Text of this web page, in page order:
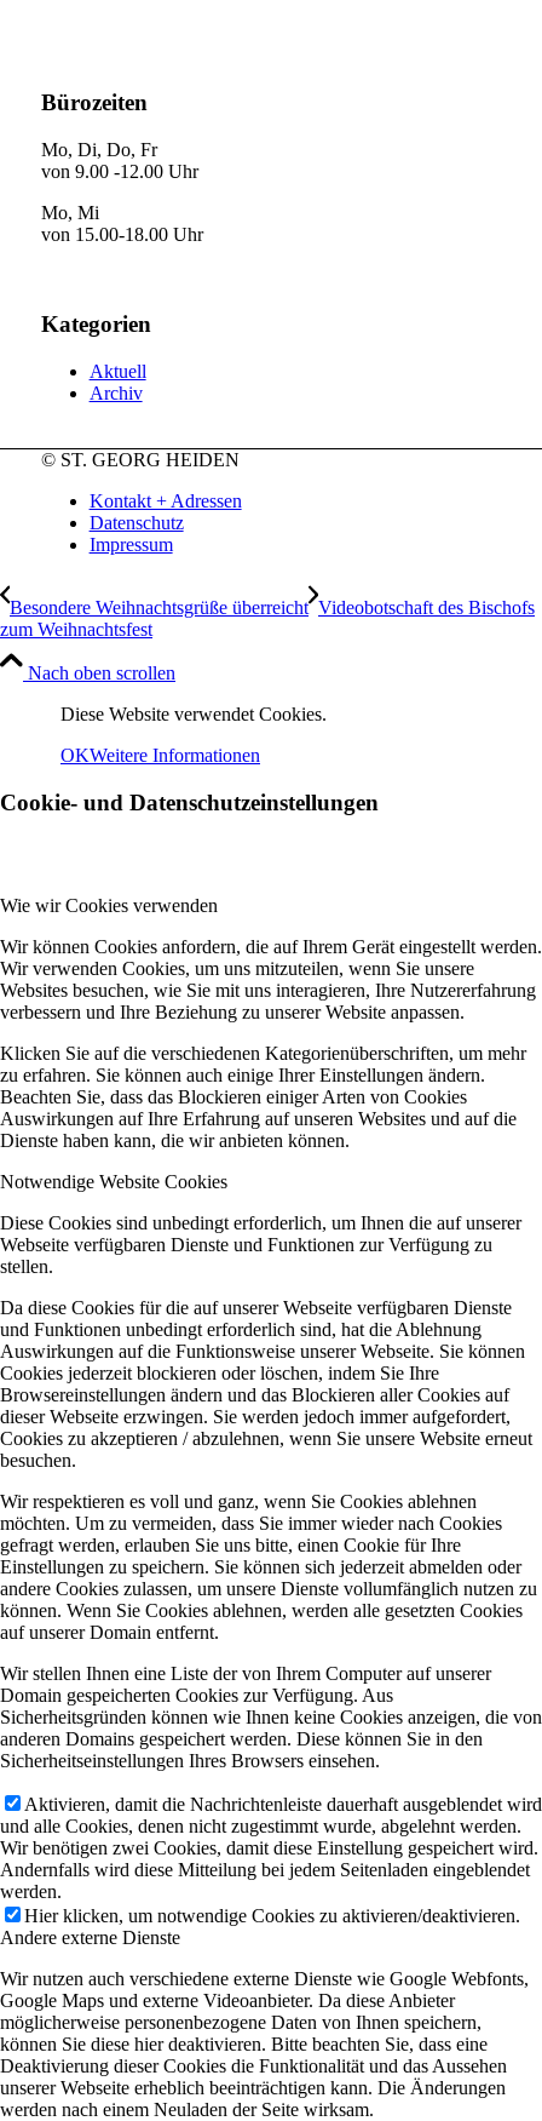
Bürozeiten
Mo, Di, Do, Fr
von 9.00 -12.00 Uhr
Mo, Mi
von 15.00-18.00 Uhr
Kategorien
Aktuell
Archiv
© ST. GEORG HEIDEN
Kontakt + Adressen
Datenschutz
Impressum
Besondere Weihnachtsgrüße überreicht Videobotschaft des Bischofs
zum Weihnachtsfest
Nach oben scrollen
Diese Website verwendet Cookies.
OKWeitere Informationen
Cookie- und Datenschutzeinstellungen
Wie wir Cookies verwenden
Wir können Cookies anfordern, die auf Ihrem Gerät eingestellt werden.
Wir verwenden Cookies, um uns mitzuteilen, wenn Sie unsere
Websites besuchen, wie Sie mit uns interagieren, Ihre Nutzererfahrung
verbessern und Ihre Beziehung zu unserer Website anpassen.
Klicken Sie auf die verschiedenen Kategorienüberschriften, um mehr
zu erfahren. Sie können auch einige Ihrer Einstellungen ändern.
Beachten Sie, dass das Blockieren einiger Arten von Cookies
Auswirkungen auf Ihre Erfahrung auf unseren Websites und auf die
Dienste haben kann, die wir anbieten können.
Notwendige Website Cookies
Diese Cookies sind unbedingt erforderlich, um Ihnen die auf unserer
Webseite verfügbaren Dienste und Funktionen zur Verfügung zu
stellen.
Da diese Cookies für die auf unserer Webseite verfügbaren Dienste
und Funktionen unbedingt erforderlich sind, hat die Ablehnung
Auswirkungen auf die Funktionsweise unserer Webseite. Sie können
Cookies jederzeit blockieren oder löschen, indem Sie Ihre
Browsereinstellungen ändern und das Blockieren aller Cookies auf
dieser Webseite erzwingen. Sie werden jedoch immer aufgefordert,
Cookies zu akzeptieren / abzulehnen, wenn Sie unsere Website erneut
besuchen.
Wir respektieren es voll und ganz, wenn Sie Cookies ablehnen
möchten. Um zu vermeiden, dass Sie immer wieder nach Cookies
gefragt werden, erlauben Sie uns bitte, einen Cookie für Ihre
Einstellungen zu speichern. Sie können sich jederzeit abmelden oder
andere Cookies zulassen, um unsere Dienste vollumfänglich nutzen zu
können. Wenn Sie Cookies ablehnen, werden alle gesetzten Cookies
auf unserer Domain entfernt.
Wir stellen Ihnen eine Liste der von Ihrem Computer auf unserer
Domain gespeicherten Cookies zur Verfügung. Aus
Sicherheitsgründen können wie Ihnen keine Cookies anzeigen, die von
anderen Domains gespeichert werden. Diese können Sie in den
Sicherheitseinstellungen Ihres Browsers einsehen.
Aktivieren, damit die Nachrichtenleiste dauerhaft ausgeblendet wird
und alle Cookies, denen nicht zugestimmt wurde, abgelehnt werden.
Wir benötigen zwei Cookies, damit diese Einstellung gespeichert wird.
Andernfalls wird diese Mitteilung bei jedem Seitenladen eingeblendet
werden.
Hier klicken, um notwendige Cookies zu aktivieren/deaktivieren.
Andere externe Dienste
Wir nutzen auch verschiedene externe Dienste wie Google Webfonts,
Google Maps und externe Videoanbieter. Da diese Anbieter
möglicherweise personenbezogene Daten von Ihnen speichern,
können Sie diese hier deaktivieren. Bitte beachten Sie, dass eine
Deaktivierung dieser Cookies die Funktionalität und das Aussehen
unserer Webseite erheblich beeinträchtigen kann. Die Änderungen
werden nach einem Neuladen der Seite wirksam.